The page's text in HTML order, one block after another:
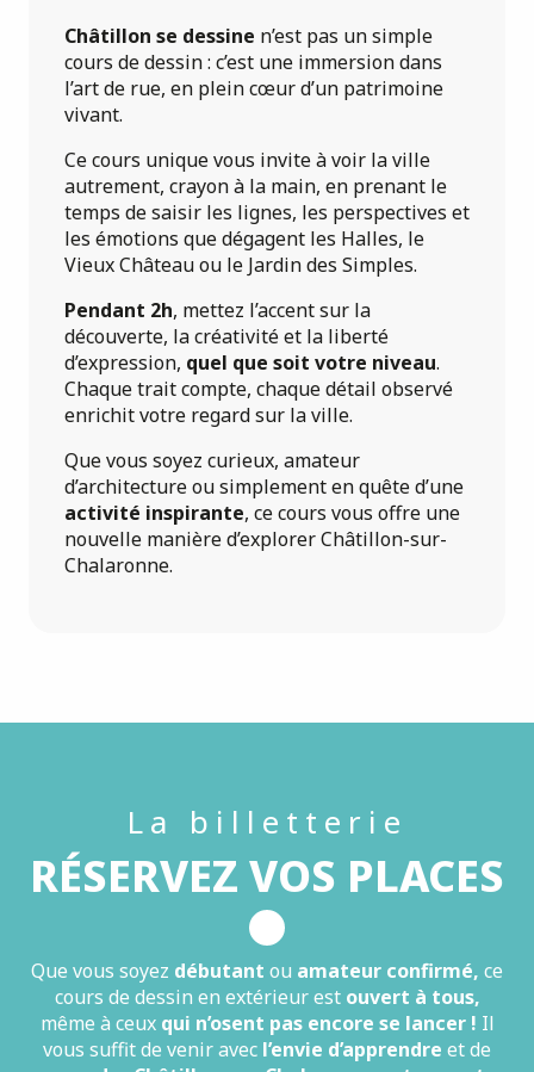
Châtillon se dessine n’est pas un simple
cours de dessin : c’est une immersion dans
l’art de rue, en plein cœur d’un patrimoine
vivant.
Ce cours unique vous invite à voir la ville
autrement, crayon à la main, en prenant le
temps de saisir les lignes, les perspectives et
les émotions que dégagent les Halles, le
Vieux Château ou le Jardin des Simples.
Pendant 2h, mettez l’accent sur la
découverte, la créativité et la liberté
d’expression, quel que soit votre niveau.
Chaque trait compte, chaque détail observé
enrichit votre regard sur la ville.
Que vous soyez curieux, amateur
d’architecture ou simplement en quête d’une
activité inspirante, ce cours vous offre une
nouvelle manière d’explorer Châtillon-sur-
Chalaronne.
La billetterie
RÉSERVEZ VOS PLACES
Que vous soyez débutant ou amateur confirmé, ce
cours de dessin en extérieur est ouvert à tous,
même à ceux qui n’osent pas encore se lancer ! Il
vous suffit de venir avec l’envie d’apprendre et de